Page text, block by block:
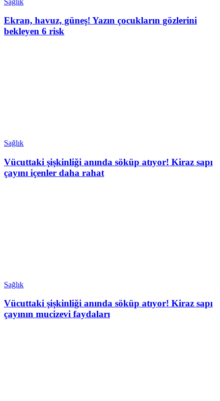
Ekran, havuz, güneş! Yazın çocukların gözlerini
bekleyen 6 risk
Sağlık
Vücuttaki şişkinliği anında söküp atıyor! Kiraz sapı
çayını içenler daha rahat
Sağlık
Vücuttaki şişkinliği anında söküp atıyor! Kiraz sapı
çayının mucizevi faydaları